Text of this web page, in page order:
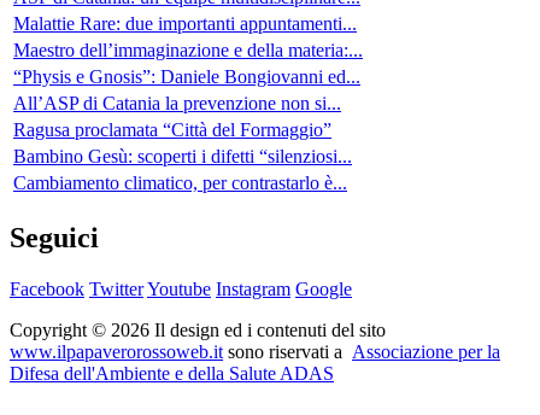
Malattie Rare: due importanti appuntamenti...
Maestro dell’immaginazione e della materia:...
“Physis e Gnosis”: Daniele Bongiovanni ed...
All’ASP di Catania la prevenzione non si...
Ragusa proclamata “Città del Formaggio”
Bambino Gesù: scoperti i difetti “silenziosi...
Cambiamento climatico, per contrastarlo è...
Seguici
Facebook TwitterYoutube Instagram Google
Copyright © 2026 Il design ed i contenuti del sito
www.ilpapaverorossoweb.it sono riservati a Associazione per la
Difesa dell'Ambiente e della Salute ADAS